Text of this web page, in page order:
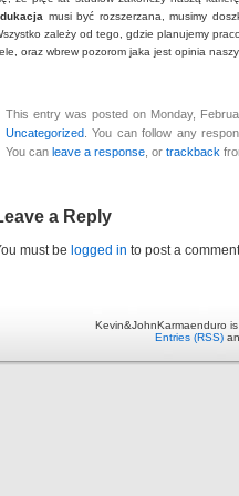
musi być rozszerzana, musimy
zależy od tego, gdzie planujemy
oraz wbrew pozorom jaka jest opinia
This entry was posted on Monday,
Uncategorized . You can follow any
You can leave a response , or trackback
a Reply
must be logged in to post a comment.
Kevin&JohnKarmaenduro
Entries (RSS)